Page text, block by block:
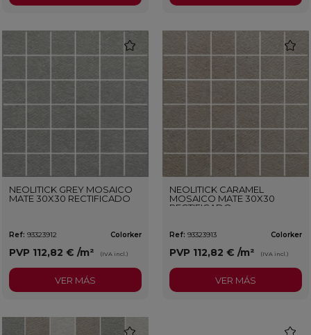
NEOLITICK GREY MOSAICO
MATE 30X30 RECTIFICADO
Ref: 93323912 Colorker
PVP 112,82 € /m² (IVA incl.)
VER MÁS
NEOLITICK CARAMEL
MOSAICO MATE 30X30
RECTIFICADO
Ref: 93323913 Colorker
PVP 112,82 € /m² (IVA incl.)
VER MÁS